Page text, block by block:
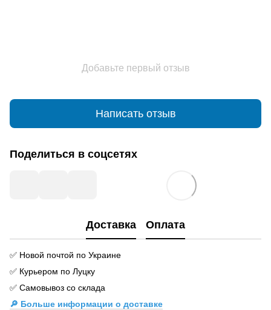
Добавьте первый отзыв
Написать отзыв
Поделиться в соцсетях
Доставка Оплата
✅ Новой почтой по Украине
✅ Курьером по Луцку
✅ Самовывоз со склада
🔎 Больше информации о доставке